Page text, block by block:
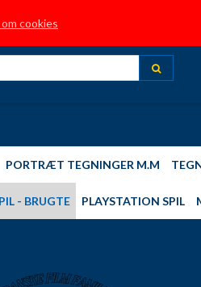
cookies
INFORMATION
DIRCH PASSER - FILM PLAYSTATION 2,3,4 SPIL
PORTRÆT TEGNINGER M.M
- BRUGTE PLAYSTATION SPIL